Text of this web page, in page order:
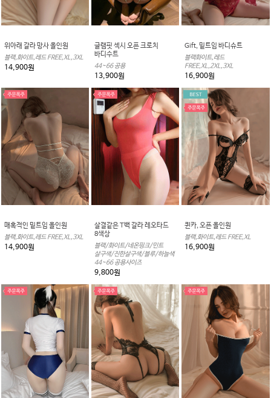
위아래 갈라 망사 올인원
블랙,화이트,레드 FREE,XL,3XL
14,900원
글램핏 섹시 오픈 크로치
바디수트
44~66 공용
13,900원
Gift, 밑트임 바디슈트
블랙화이트,레드
FREE,XL,2XL,3XL
16,900원
매혹적인 밑트임 올인원
블랙,화이트,레드 FREE,XL,3XL
14,900원
살결같은 T백 갈라 레오타드
8색상
블랙/화이트/네온핑크/민트
살구색/진한살구색/블루/하늘색
44~66 공용사이즈
9,800원
퀸카, 오픈 올인원
블랙,화이트,레드 FREE,XL
16,900원